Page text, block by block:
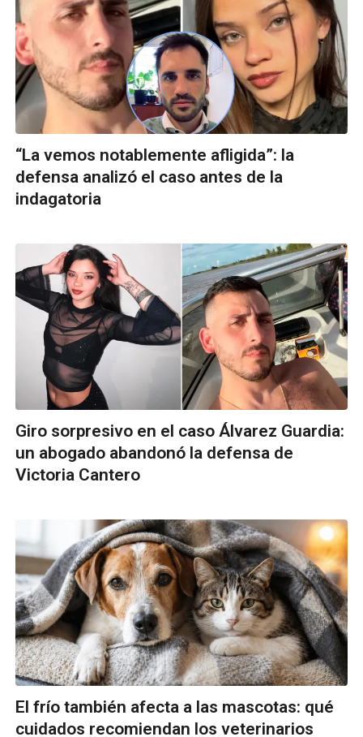
“La vemos notablemente afligida”: la
defensa analizó el caso antes de la
indagatoria
Giro sorpresivo en el caso Álvarez Guardia:
un abogado abandonó la defensa de
Victoria Cantero
El frío también afecta a las mascotas: qué
cuidados recomiendan los veterinarios